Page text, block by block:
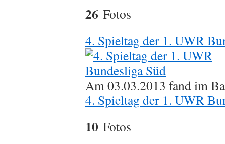
26 Fotos
4. Spieltag der 1. UWR
Am 03.03.2013 fand im
4. Spieltag der 1. UWR
10 Fotos